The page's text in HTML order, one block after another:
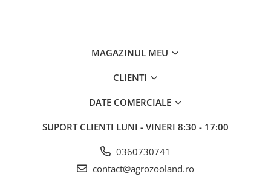
Unelte mici de mana
Cresterea Animalelor
MAGAZINUL MEU
CLIENTI
DATE COMERCIALE
SUPORT CLIENTI LUNI - VINERI 8:30 - 17:00
0360730741
contact@agrozooland.ro